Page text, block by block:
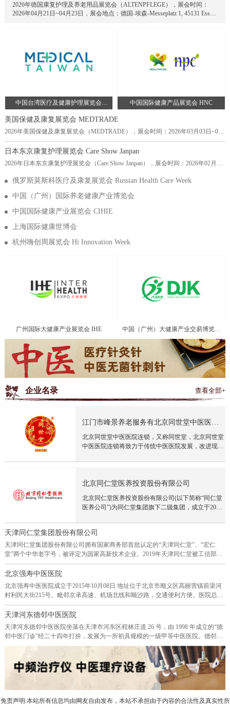
2026年德国康复护理及养老用品展览会（ALTENPFLEGE），展会时间：
2026年04月21日~04月23日，展会地点：德国-埃森-Messeplatz 1, 45131 Essen,
中国台湾医疗及健康护理展览会
Medical Taiwan
中国国际健康产品展览会 HNC
美国保健及康复展览会 MEDTRADE
2026年美国保健及康复展览会（MEDTRADE），展会时间：2026年03月03日~03
月04日，展会地点：美国-亚利桑那州-100 N 3rd St, Phoenix, AZ 85004美国-菲尼克
斯会议中心，主办方：Emerald Expositions, LLC，举办周期：一年一届，展会面
积：20000平米，参展观众：25689人，参展商数量及参展品牌达到600家。
Medtrade是美国最大的家庭医疗设备贸易展览会和会议。Medtrade最初以全国家庭
医疗保健展览会的
日本东京康复护理展览会 Care Show Janpan
2026年日本东京康复护理展览会（Care Show Janpan），展会时间：2026年02月25
东京有明国际会展中心，主办方：英富曼展览集团，举办周期：一年一届，展会
面积：20000平米，参展观众：13500人，参展商数量及参展品牌达到711家。日本
东京康复护理展览会 Care Show Japan（以下简称CSJ）是亚洲最大的康复护理展览
会
俄罗斯莫斯科医疗及康复展览会 Russian Health Care Week
中国（广州）国际养老健康产业博览会
中国国际健康产业展览会 CIHIE
上海国际健康世博会
杭州嗨创周展览会 Hi Innovation Week
广州国际大健康产业展览会 IHE
中国（广州）大健康产业交易博览会
DJK
企业名录 查看全部+
江门市峰景养老服务有北京同世堂中医医院
北京同世堂中医医院连锁，又称同世堂，北京同世堂
中医医院连锁将致力于传统中医医院发展，改进现有
力。完善的管理体系，逐步实现中医门诊医院管理现
院进入市场。北京顺昌盛世集团至今已成立十几年，
验，在北京、深圳、南京、青岛、石家庄、沈阳等地
已开展几十家中医门诊医院实体。拥有强大的运营团
把“让天下人更健康更长寿更快乐”作为集团的使命。
而现实状况确实中国的医院越开越多，患者却也越来
越多，三十年以前，谁家有人得癌症都是新闻，现在
估计谁家没有人得癌症才是新闻，问题出在哪里呢？
我们能为老百姓做什么呢？除了开门诊医院治病外，
姓少生病不生病呢？侯昌盛董事长到很多国家实地考
察，发现国外的医院患者很少，侯昌盛董事长发现国
北京同仁堂医养投资股份有限公司
北京同仁堂医养投资股份有限公司(以下简称“同仁堂
医养公司”)为同仁堂集团旗下二级集团，成立于2015
同仁堂医养产业投资集团有限公司，2024年6月顺利
完成股份制改制，正式更名为北京同仁堂医养投资股
份有限公司。成立近十年来，同仁堂医养公司始终坚
持以客户为中心，深耕医养大健康领域，以历史悠久
的“同仁堂”品牌为依托，以坚实的产业基础为支撑，
下医疗机构布局，建成覆盖“连锁医院、基层连锁医
疗机构、互联网医院”的分级诊疗服务网络，为客户
防养生过程中的独特优势，构建“中医+”特色服务体
系，呵护生命健康，致力于成为国内领先的医养健康
产业集团。
天津同仁堂集团股份有限公司
天津同仁堂集团股份有限公司拥有国家商务部首批认定的“天津同仁堂”、“宏仁
堂”两个中华老字号，被评定为国家高新技术企业。2019年天津同仁堂被工信部评
定为“国家级绿色工厂”和第一批专精特新“小巨人”企业。天津同仁堂坚持传承精
华、守正创新，将中医药经典理论与现代科学思维和先进的研究方法相结合，坚
持走循证医学研究之路，多年来一直重点围绕泌尿系统疾病、心脑血管疾病、周
围血管疾病等领域进行主要品种的二次研究开发和经典名方的研究开发,已构建了
较为成熟的研发创新体系。 公司拥有天津市“企业技术中心”和“天津市中药固体
制剂关键技术企业重点实验室”，承担或参与的多个研发项目入选国家科技重大专
项，并获得国家级、省市级科技进步奖等几十项荣誉。
北京强寿中医医院
北京强寿中医医院成立于2015年10月08日 地址位于北京市顺义区高丽营镇前渠河
村利民大街215号。毗邻京承高速、机场北线和顺沙路，交通便利方便。医院总占
地约40多亩，一期开设门诊楼和住院部，使用建筑面积逾7000平方米左右，计划
开设床位118张，是一所集医疗、教学、科研、预防、保健、社区卫生服务于一体
的综合性二级中医院。计划配备职工140人，其中卫生技术人员120人,占职工人员
总数86%。医院聘请全国著名中医名老专家坐诊，以中医药为主，借助现代医学诊
疗手段，诊治各种相关病症。聘请国医大师路志正、颜正华大师；国医大师石学
敏、张大宁院士；“国药泰斗” 国医大师金世元教授；国医大师唐祖宣、孙光荣；
全国名老中医，北京同仁堂中医医院名誉院长，北京中医药大学博士生导师张炳
厚教授；全国名老中医，桂派中医大师黄瑾明教授等多位全国名中医药专家做顾
问或学术指导。院内开设有预防保健科/内科/外科/妇产科；妇科专业/医学检验科/
医学影像科/中医科：内科专业；外科专业；妇产科专业；儿科专业；皮肤科专
业；眼科专业；耳鼻咽喉科专业；针灸科专业；康复医学科专业；急诊科专业/中
天津河东德邻中医医院
天津河东德邻中医医院坐落在天津市河东区程林庄道 26 号，由 1998 年成立的“德
邻中医门诊”经二十四年打拚，发展为一所初具规模的一级甲等中医医院。德邻中
医医院的办院宗旨是“以德为本、施德于邻”。我院的名称“德邻”亦由此而来。医院
建筑面积有 1600 平方米，共四层楼，一楼有中医诊室 8 间，并附中草药房及放射
科。二楼以上设有化验室、针灸科、医学康复科、骨伤推拿、中医外科等专诊，
并设有西医内科、糖尿病专诊、心电图、输液室、观察室等相关医学诊断治疗科
室。医院医疗技术力量雄厚，先后汇集 40 多位离退休的老专家、老教授在此应
诊，医德高尚，医术精湛，治疗疾病效果显著。二十三年来，诊治了大量患者，
造福广大群众，促进和谐安定，对继承发扬祖国医学起到了积极的作用。我院所
免责声明:本站所有信息均由网友自由发布，本站不承担由于内容的合法性及真实性所